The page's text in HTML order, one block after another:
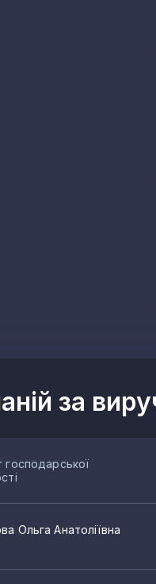
за
господарської
Ольга Анатоліївна